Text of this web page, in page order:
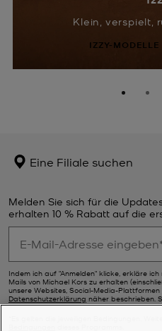
Eine Filiale suchen
Melden Sie sich für die
erhalten 10 % Rabatt auf die
Indem ich auf "Anmelden" klicke, erkläre
Mails von Michael Kors zu erhalten
unsere Websites, Social-Media-
Datenschutzerklärung näher beschrieben.